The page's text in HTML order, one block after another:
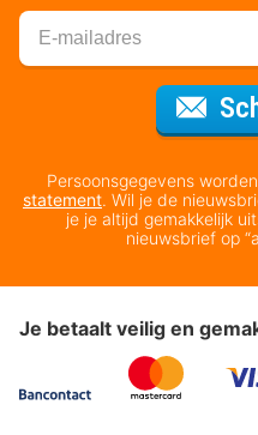
Persoonsgegevens
statement. Wil je de
je je altijd gemakkelijk
nieuwsbrief op
Je betaalt veilig en